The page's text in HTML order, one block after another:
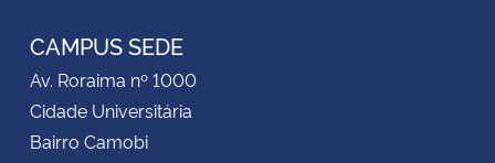
CAMPUS SEDE
Av. Roraima nº 1000
Cidade Universitária
Bairro Camobi